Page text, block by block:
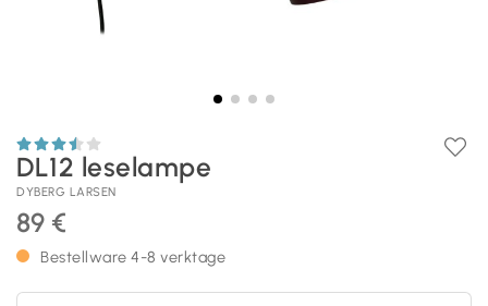
DL12 leselampe
DYBERG LARSEN
89 €
Bestellware 4-8 verktage